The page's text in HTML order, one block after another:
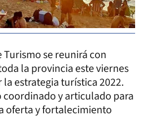
Turismo se reunirá con
la provincia este viernes
estrategia turística 2022.
coordinado y articulado para
oferta y fortalecimiento